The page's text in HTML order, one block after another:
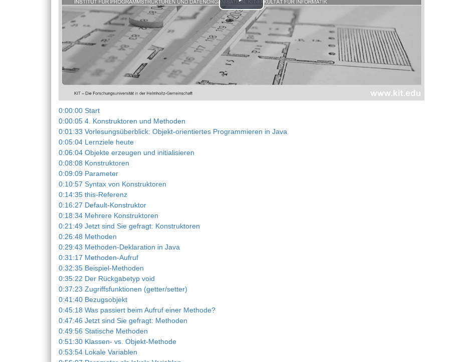
Play
Video
0:00:00 Start
0:00:05 4. Konstruktoren und Methoden
0:01:33 Vorlesungsüberblick: Objekt-orientiertes Programmieren in Java
0:05:04 Lernziele heute
0:06:04 Objekte erzeugen und initialisieren
0:08:08 Konstruktoren
0:09:09 Parameter
0:10:57 Syntax von Konstruktoren
0:14:35 this-Referenz
0:16:27 Default-Konstruktor
0:18:34 Mehrere Konstruktoren
0:21:49 Jetzt sind Sie gefragt: Konstruktoren
0:26:48 Methoden
0:29:43 Methoden-Deklaration in Java
0:31:17 Methoden-Aufruf
0:32:35 Beispiel-Methoden
0:35:22 Der Rückgabetyp void
0:37:23 Zugriffsfunktionen (getter/setter)
0:41:40 Bezugsobjekt
0:45:18 Was passiert beim Aufruf einer Methode?
0:47:46 Jetzt sind Sie gefragt: Methoden
0:49:56 Statische Methoden
0:51:30 Klassen- vs. Objekt-Methode
0:53:54 Lokale Variablen